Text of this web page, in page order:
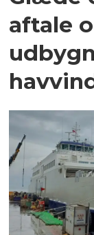
aftale